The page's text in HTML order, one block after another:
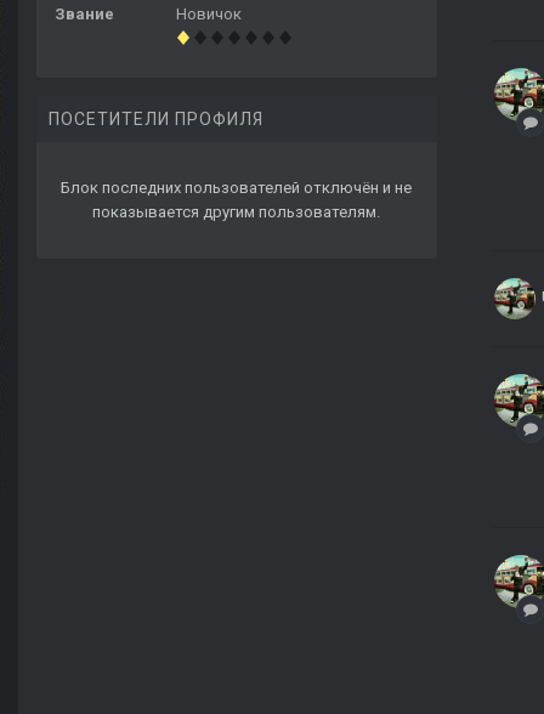
Звание Новичок
ПОСЕТИТЕЛИ ПРОФИЛЯ
Блок последних пользователей отключён и не
показывается другим пользователям.